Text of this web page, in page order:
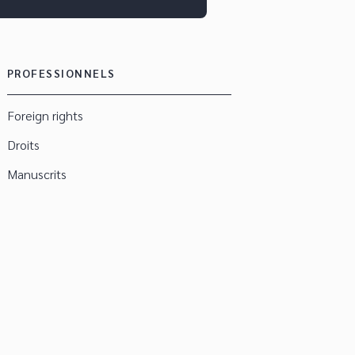
PROFESSIONNELS
Foreign rights
Droits
Manuscrits